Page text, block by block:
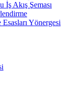
İş Akış Şeması
Yönergesi